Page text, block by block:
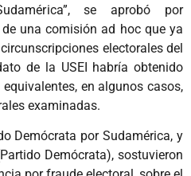
se aprobó por
una comisión ad hoc que ya
electorales del
de la USEI habría obtenido
en algunos casos,
examinadas.
Demócrata por Sudamérica, y
Demócrata), sostuvieron